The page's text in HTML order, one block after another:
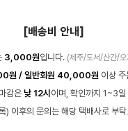
[배송비 안내]
3,000원입니다. (제주/도서/산간/
원 / 일반회원 40,000원 이상
감은 낮 12시 이며, 확인까지 1~3일
) 이후의 문의는 해당 택배사로 부